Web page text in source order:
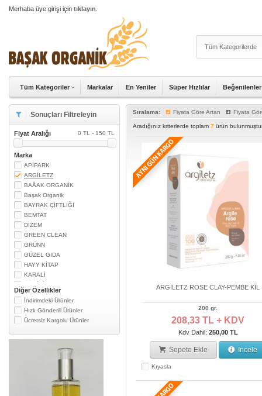
Merhaba üye girişi için tıklayın
Tüm Kategoriler Markalar En Yeniler Süper Hızlılar Beğenilenler
Sonuçları Filtreleyin
Fiyat Aralığı 0 TL - 150 TL
Marka
APİPARK
ARGİLETZ
BAÅAK ORGANİK
Başak Organik
BAYRAK ÇİFTLİĞİ
BEMTAT
DİZEM
GREEN CLEAN
GRÜNN
GÜZEL GIDA
HAYY KİTAP
KARALİ
NURTURE MY BODY
SANTE
SAPİENTİE
SAZLICA
SHRUB
Diğer Özellikler
İndirimdeki Ürünler
Hızlı Gönderili Ürünler
Ücretsiz Kargolu Ürünler
Sıralama: Fiyata Göre Artan Fiyata
Aradığınız kriterlerde toplam 7 ürün
ARGILETZ ROSE CLAY-PEMBE KİL
200 gr.
208,33 TL + KDV
Kdv Dahil: 250,00 TL
Sepete Ekle İncele
Kıyasla